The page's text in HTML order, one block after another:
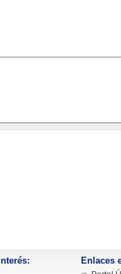
Enlaces